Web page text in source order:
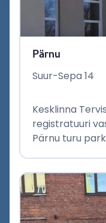
Pärnu
Suur-Sepa 14
Kesklinna
registratuuri
Pärnu turu